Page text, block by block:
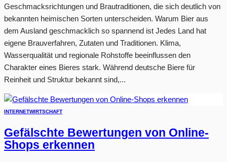
Geschmacksrichtungen und Brautraditionen, die sich deutlich von
bekannten heimischen Sorten unterscheiden. Warum Bier aus
dem Ausland geschmacklich so spannend ist Jedes Land hat
eigene Brauverfahren, Zutaten und Traditionen. Klima,
Wasserqualität und regionale Rohstoffe beeinflussen den
Charakter eines Bieres stark. Während deutsche Biere für
Reinheit und Struktur bekannt sind,...
INTERNETWIRTSCHAFT
Gefälschte Bewertungen von Online-
Shops erkennen